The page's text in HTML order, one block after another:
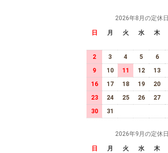
2026年8月の定休日
日 月 火 水 木
2
3 4 5 6
9
10 11 12 13
16
17 18 19 20
23
24 25 26 27
30
31
2026年9月の定休日
日 月 火 水 木